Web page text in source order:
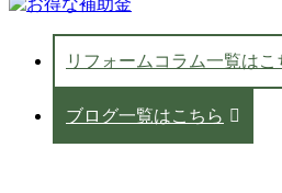
リフォームコラム一覧はこ
ブログ一覧はこちら